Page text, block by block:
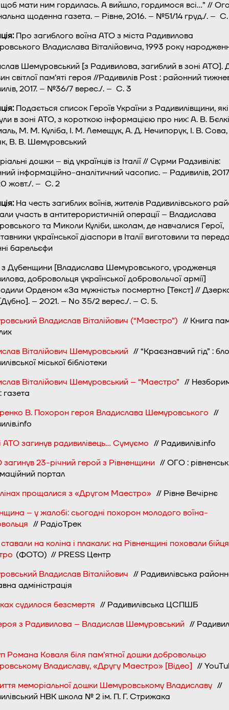
щоб мати ним гордилась. А вийшло, гордимося всі…” //
щоденна газета. – Рівне, 2016. – №51/14 груд./. –
Про загиблого воїна АТО з міста Радивилова
Владислава Віталійовича, 1993 року
Шемуровський [з Радивилова, загиблий в зоні АТО].
світлої пам’яті героя //Радивилів Post : районний
2017. – №36/7 верес./. – С. 3
Подається список Героїв України з Радивилівщини, які
в зоні АТО, з короткою інформацією про них: А. В.
М. М. Куліба, І. М. Лемещук, А. Д. Нечипорук, І. В. Сова,
В. В. Шемуровський
дошки – від українців із Італії // Сурми Радзивілів:
інформаційно-аналітичний часопис. – Радивилів,
жовт./. – С. 2
На честь загиблих воїнів, жителів Радивилівського
участь в антитерористичній операції – Владислава
та Миколи Куліби, школам, де навчалися Герої,
української діаспори в Італії виготовили та
барельєфи
з Дубенщини [Владислава Шемуровського,уродженця
добровольця української добровольчої армії]
Орденом«За мужність» посмертно [Текст] //
]. – 2021. – No 35/2 верес./. – С. 5.
Владислав Віталійович (“Маестро”) // Книга
Віталійович Шемуровський // “Краєзнавчий гід” :
міської бібліотеки
Віталійович Шемуровський – “Маестро” //
газета
В. Похорон героя Владислава Шемуровського //
АТО загинув радивилівець… Сумуємо // Радивилів.info
23-річний герой з Рівненщини // ОГО :
портал
прощалися з «Другом Маестро» // Рівне Вечірнє
– у жалобі: сьогодні похорон молодого воїна-
// РадіоТрек
на коліна і плакали: на Рівненщині поховали бійця
(ФОТО) // PRESS Центр
Владислав Віталійович // Радивилівська
адміністрація
судилося безсмертя // Радивилівська ЦСПШБ
з Радивилова – Владислав Шемуровський //
Романа Коваля біля пам’ятної дошки добровольцю
Владиславу, «Другу Маестро» [Відео] //
меморіальної дошки Шемуровському Владиславу //
НВК школа № 2 ім. П. Г. Стрижака